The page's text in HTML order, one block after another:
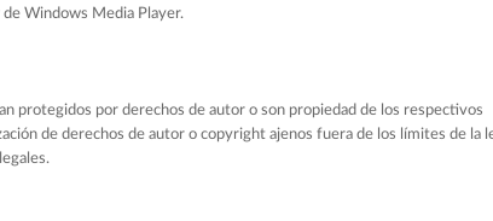
Windows Media Player.
protegidos por derechos de autor o son propiedad de los respectivos
de derechos de autor o copyright ajenos fuera de los límites de la